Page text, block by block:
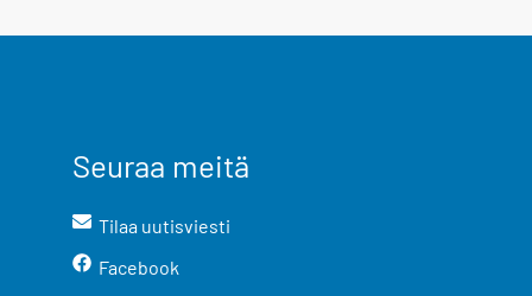
Seuraa meitä
Tilaa uutisviesti
Facebook